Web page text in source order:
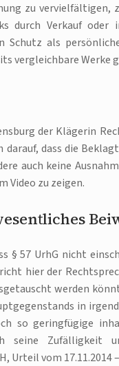
zu
durch Verkauf
Schutz als
vergleichbare Werke
der Klägerin
dass die
auch keine
Video zu zeigen.
§ 57 UrhG nicht
hier der
werden
in
so geringfügige
seine Zufälligkeit
vom 17.11.2014 –